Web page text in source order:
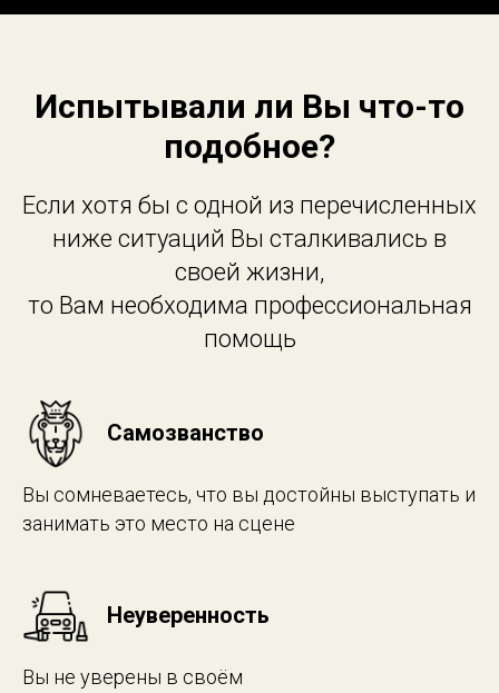
Испытывали ли Вы что-то
подобное?
Если хотя бы с одной из перечисленных
ниже ситуаций Вы сталкивались в
своей жизни,
то Вам необходима профессиональная
помощь
Самозванство
Вы сомневаетесь, что вы достойны выступать и
занимать это место на сцене
Неуверенность
Вы не уверены в своём